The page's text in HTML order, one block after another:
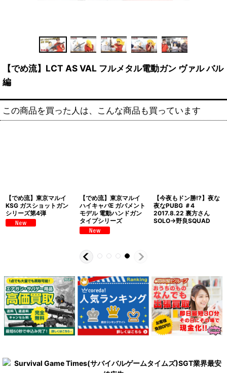
【でめ流】LCT AS VAL フルメタル電動ガン ヴァル バル
編
この商品を買った人は、こんな商品も買っています
【でめ流】東京マルイ
KSG ガスショットガン
シリーズ第4弾
【でめ流】東京マルイ
ハイキャパE ガバメント
モデル 電動ハンドガン
タイプシリーズ
【今夜もドン勝!?】夜な
夜なPUBG ＃4
2017.8.22 裏方さん
SOLO→野良SQUAD